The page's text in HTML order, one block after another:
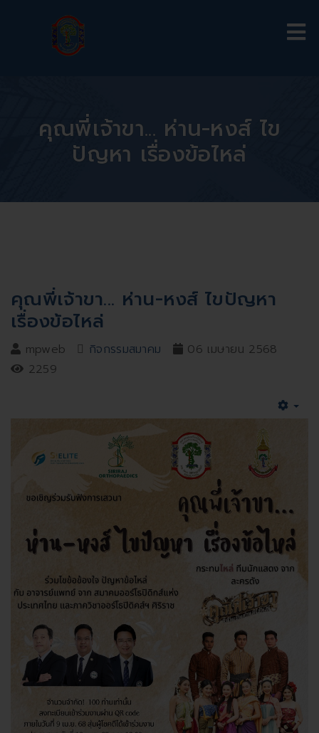
คุณพี่เจ้าขา... ห่าน-หงส์ ไข
ปัญหา เรื่องข้อไหล่
คุณพี่เจ้าขา... ห่าน-หงส์ ไขปัญหา
เรื่องข้อไหล่
mpweb กิจกรรมสมาคม
06 เมษายน 2568
2259